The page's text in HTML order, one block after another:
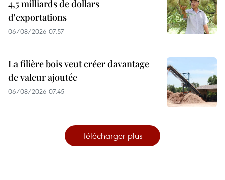
4,5 milliards de dollars
d'exportations
06/08/2026 07:57
La filière bois veut créer davantage
de valeur ajoutée
06/08/2026 07:45
Télécharger plus